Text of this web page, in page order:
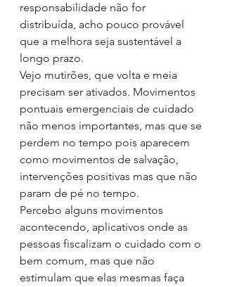
responsabilidade não for
distribuída, acho pouco provável
que a melhora seja sustentável a
longo prazo.
Vejo mutirões, que volta e meia
precisam ser ativados. Movimentos
pontuais emergenciais de cuidado
não menos importantes, mas que se
perdem no tempo pois aparecem
como movimentos de salvação,
intervenções positivas mas que não
param de pé no tempo.
Percebo alguns movimentos
acontecendo, aplicativos onde as
pessoas fiscalizam o cuidado com o
bem comum, mas que não
estimulam que elas mesmas faça